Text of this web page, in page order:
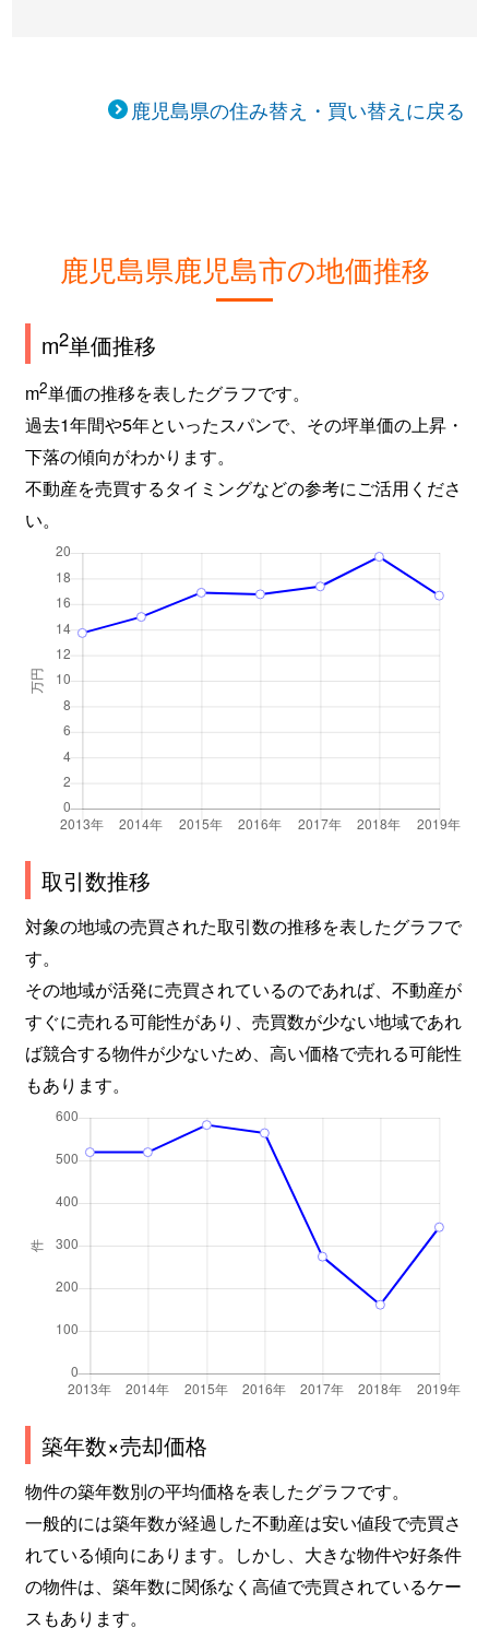
鹿児島県の住み替え・買い替えに戻る
鹿児島県鹿児島市の地価推移
m2単価推移
m2単価の推移を表したグラフです。
過去1年間や5年といったスパンで、その坪単価の上昇・
下落の傾向がわかります。
不動産を売買するタイミングなどの参考にご活用くださ
い。
取引数推移
対象の地域の売買された取引数の推移を表したグラフで
す。
その地域が活発に売買されているのであれば、不動産が
すぐに売れる可能性があり、売買数が少ない地域であれ
ば競合する物件が少ないため、高い価格で売れる可能性
もあります。
築年数×売却価格
物件の築年数別の平均価格を表したグラフです。
一般的には築年数が経過した不動産は安い値段で売買さ
れている傾向にあります。しかし、大きな物件や好条件
の物件は、築年数に関係なく高値で売買されているケー
スもあります。